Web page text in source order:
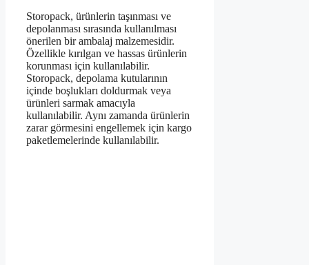
Storopack, ürünlerin taşınması ve
depolanması sırasında kullanılması
önerilen bir ambalaj malzemesidir.
Özellikle kırılgan ve hassas ürünlerin
korunması için kullanılabilir.
Storopack, depolama kutularının
içinde boşlukları doldurmak veya
ürünleri sarmak amacıyla
kullanılabilir. Aynı zamanda ürünlerin
zarar görmesini engellemek için kargo
paketlemelerinde kullanılabilir.